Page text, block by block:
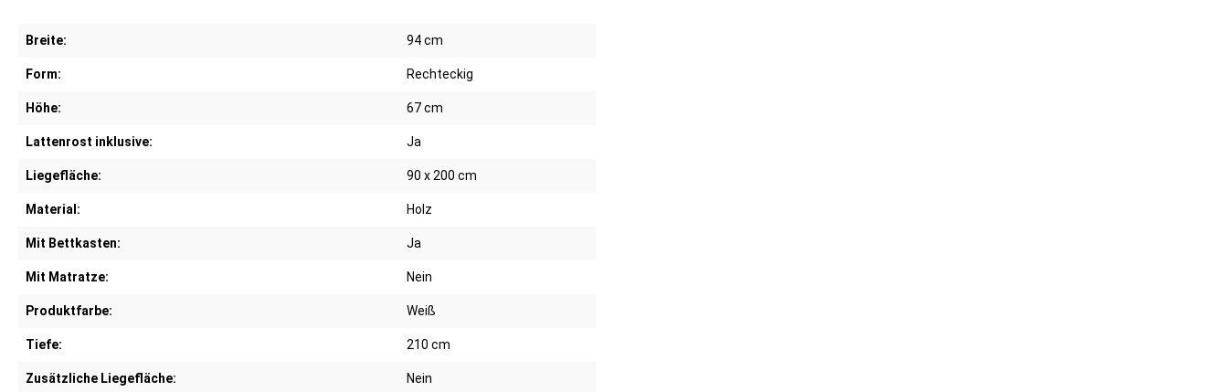
Breite: 94 cm
Form: Rechteckig
Höhe: 67 cm
Lattenrost inklusive: Ja
Liegefläche: 90 x 200 cm
Material: Holz
Mit Bettkasten: Ja
Mit Matratze: Nein
Produktfarbe: Weiß
Tiefe: 210 cm
Zusätzliche Liegefläche: Nein